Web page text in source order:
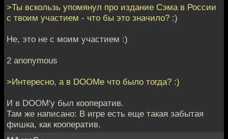
>Ты вскользь упомянул про издание Сэма в России
с твоим участием - что бы это значило? :)
Не, это не с моим участием :)
2 anonymous
>Интересно, а в DOOMе что было тогда? :)
И в DOOM'у был кооператив.
Там же написано: В игре есть еще такая забытая
фишка, как кооператив.